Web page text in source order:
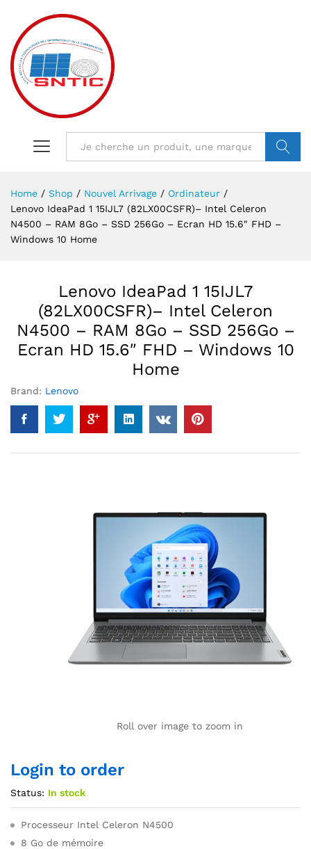
Home / Shop / Nouvel Arrivage / Ordinateur /
Lenovo IdeaPad 1 15IJL7 (82LX00CSFR)– Intel Celeron
N4500 – RAM 8Go – SSD 256Go – Ecran HD 15.6″ FHD –
Windows 10 Home
Lenovo IdeaPad 1 15IJL7
(82LX00CSFR)– Intel Celeron
N4500 – RAM 8Go – SSD 256Go –
Ecran HD 15.6″ FHD – Windows 10
Home
Brand: Lenovo
Roll over image to zoom in
Login to order
Status: In stock
Processeur Intel Celeron N4500
8 Go de mémoire